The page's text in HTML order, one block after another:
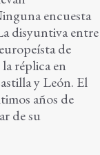
encuesta
disyuntiva entre
de
réplica en
y León. El
años de
de su